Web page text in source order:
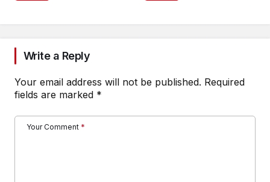
Write a Reply
Your email address will not be published. Required
fields are marked *
Your Comment *